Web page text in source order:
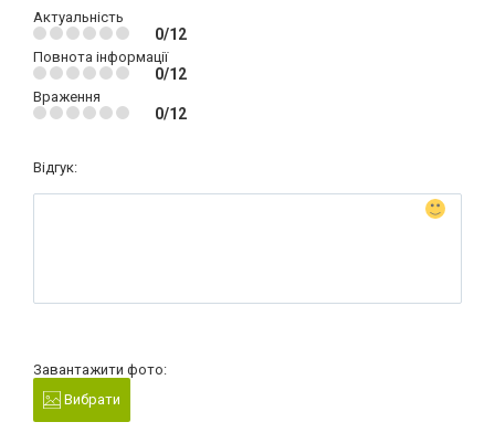
Актуальність
0/12
Повнота інформації
0/12
Враження
0/12
Відгук:
Завантажити фото:
Вибрати